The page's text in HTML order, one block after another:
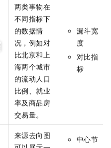
两类事物在
不同指标下
的数据情
况，例如对
比北京和上
海两个城市
的流动人口
比例、就业
率及商品房
交易量。
漏斗宽
度
对比指
标
来源去向图
中心节